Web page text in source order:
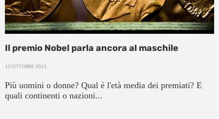
Il premio Nobel parla ancora al maschile
12 OTTOBRE 2021
Più uomini o donne? Qual è l'età media dei premiati? E
quali continenti o nazioni...